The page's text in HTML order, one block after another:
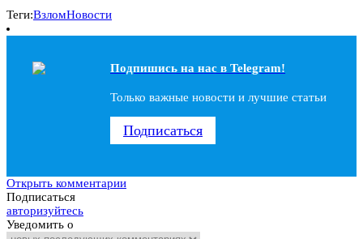
Теги:ВзломНовости
Подпишись на наc в Telegram!
Только важные новости и лучшие статьи
Подписаться
Открыть комментарии
Подписаться
авторизуйтесь
Уведомить о